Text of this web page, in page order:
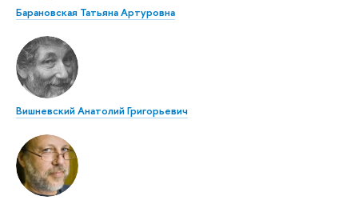
Барановская Татьяна Артуровна
Вишневский Анатолий Григорьевич